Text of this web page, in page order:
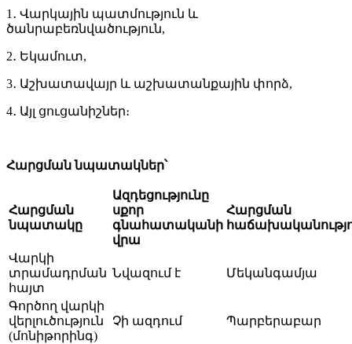
1․ Վարկային պատմություն և
ծանրաբեռնվածություն,
2․ Եկամուտ,
3․ Աշխատավայր և աշխատանքային փորձ,
4․ Այլ ցուցանիշներ։
Հարցման նպատակներ՝
Հարցման
նպատակը
Ազդեցությունը
սքոր
գնահատականի
վրա
Հարցման
Վարկի
տրամադրման
հայտ
Նվազում է Մեկանգամյա
Գործող վարկի
վերլուծություն
(մոնիթորինգ)
Չի ազդում Պարբերաբար